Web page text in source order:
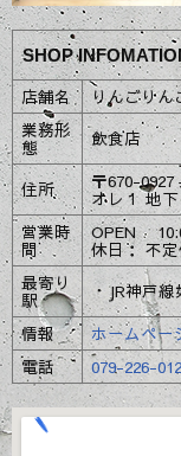
SHOP
店舗名
りんごり
業務形
態 飲食店
住所 〒670-
オレ１ 地下
営業時
間
OPEN
休日： 不
最寄り
駅
・JR神戸
情報
ホームペー
電話
079-226-